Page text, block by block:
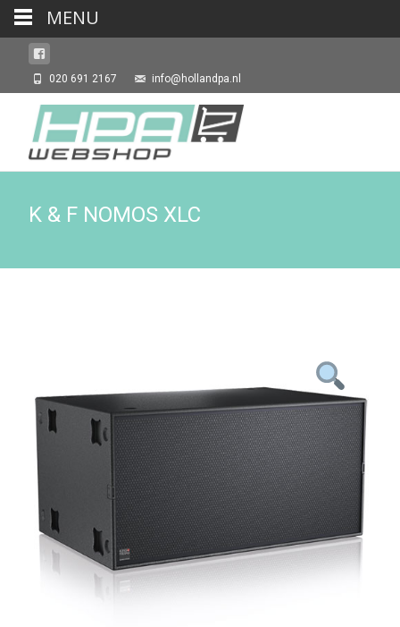
020 691 2167 info@hollandpa.nl
K & F NOMOS XLC
MENU